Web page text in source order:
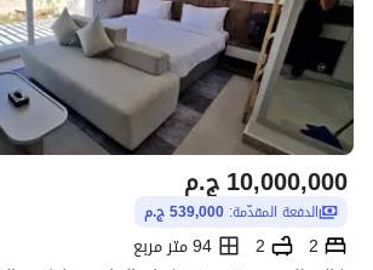
ج.م10,000,000
الدفعة المقدّمة: 539,000 ج.م
2
2
94 متر مربع